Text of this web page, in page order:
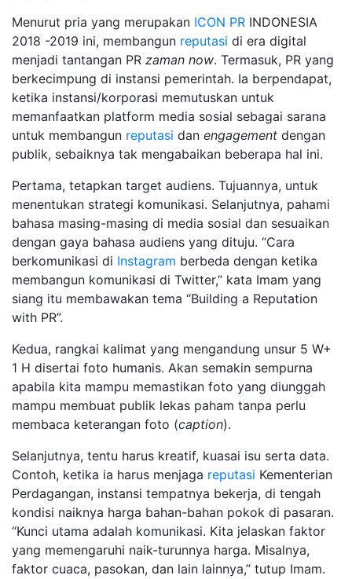
Menurut pria yang merupakan ICON PR INDONESIA
2018 -2019 ini, membangun reputasi di era digital
menjadi tantangan PR zaman now. Termasuk, PR yang
berkecimpung di instansi pemerintah. Ia berpendapat,
ketika instansi/korporasi memutuskan untuk
memanfaatkan platform media sosial sebagai sarana
untuk membangun reputasi dan engagement dengan
publik, sebaiknya tak mengabaikan beberapa hal ini.
Pertama, tetapkan target audiens. Tujuannya, untuk
menentukan strategi komunikasi. Selanjutnya, pahami
bahasa masing-masing di media sosial dan sesuaikan
dengan gaya bahasa audiens yang dituju. “Cara
berkomunikasi di Instagram berbeda dengan ketika
membangun komunikasi di Twitter,” kata Imam yang
siang itu membawakan tema “Building a Reputation
with PR”.
Kedua, rangkai kalimat yang mengandung unsur 5 W+
1 H disertai foto humanis. Akan semakin sempurna
apabila kita mampu memastikan foto yang diunggah
mampu membuat publik lekas paham tanpa perlu
membaca keterangan foto (caption).
Selanjutnya, tentu harus kreatif, kuasai isu serta data.
Contoh, ketika ia harus menjaga reputasi Kementerian
Perdagangan, instansi tempatnya bekerja, di tengah
kondisi naiknya harga bahan-bahan pokok di pasaran.
“Kunci utama adalah komunikasi. Kita jelaskan faktor
yang memengaruhi naik-turunnya harga. Misalnya,
faktor cuaca, pasokan, dan lain lainnya,” tutup Imam.